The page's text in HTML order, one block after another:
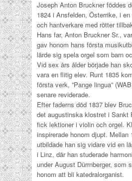
Joseph Anton Bruckner föddes
1824 i Ansfelden, Österrike, i
och hantverkare med rötter
Hans far, Anton Bruckner Sr.,
gav honom hans första
lärde sig spela orgel som barn
Vid sex års ålder började han
vara en flitig elev. Runt 1835
första verk, ”Pange lingua”
senare reviderade.
Efter faderns död 1837 blev
det augustinska klostret i Sankt
fick lektioner i violin och orgel.
inspirerade honom djupt. Mellan
utbildade han sig vidare vid en
i Linz, där han studerade
under August Dürrnberger, som
honom att bli katedralorganist.